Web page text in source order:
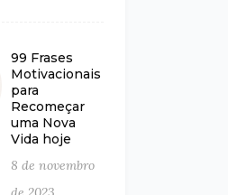
99 Frases
Motivacionais
para
Recomeçar
uma Nova
Vida hoje
8 de novembro